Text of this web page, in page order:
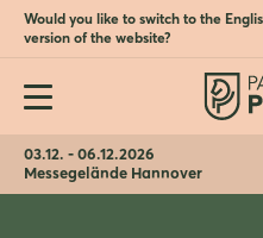
Would you like to switch to the
version of the website?
03.12. - 06.12.2026
Messegelände Hannover